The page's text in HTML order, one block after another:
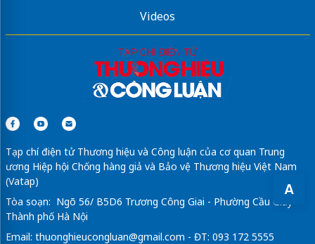
A
Videos
Tạp chí điện tử Thương hiệu và Công luận của cơ quan Trung
ương Hiệp hội Chống hàng giả và Bảo vệ Thương hiệu Việt Nam
(Vatap)
Tòa soạn: Ngõ 56/ B5D6 Trương Công Giai - Phường Cầu Giấy -
Thành phố Hà Nội
Email: thuonghieucongluan@gmail.com - ĐT: 093 172 5555